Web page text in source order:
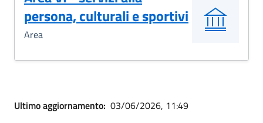
persona, culturali e sportivi
Area
Ultimo aggiornamento: 03/06/2026, 11:49